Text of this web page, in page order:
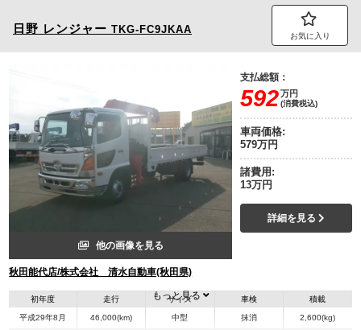
日野 レンジャー TKG-FC9JKAA
お気に入り
他の画像を見る
秋田能代店/株式会社 清水自動車(秋田県)
支払総額：
592万円
(消費税込)
車両価格:
579万円
諸費用:
13万円
詳細を見る
初年度
平成29年8月
走行
46,000(km)
サイズ
中型
車検
抹消
積載
2,600(kg)
もっと見る